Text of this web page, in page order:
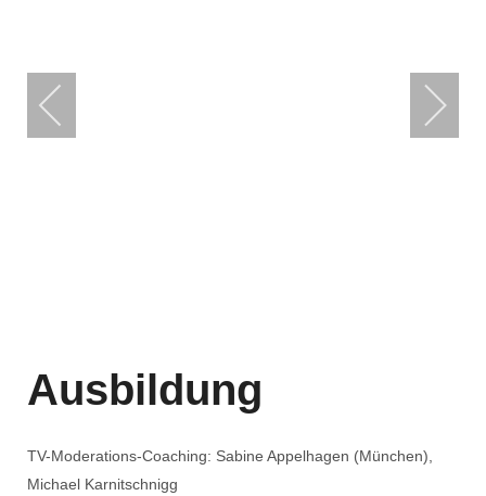
Ausbildung
TV-Moderations-Coaching: Sabine Appelhagen (München),
Michael Karnitschnigg